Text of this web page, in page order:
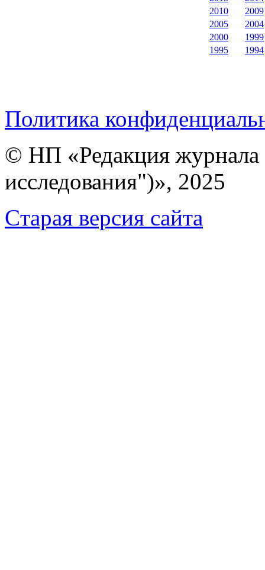
2010
2009
2005
2004
2000
1999
1995
1994
Политика
© НП «Редакция
исследования")», 2025
Cтарая версия сайта